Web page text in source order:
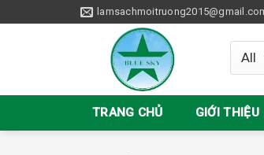
to
TRANG CHỦ GIỚI THIỆU